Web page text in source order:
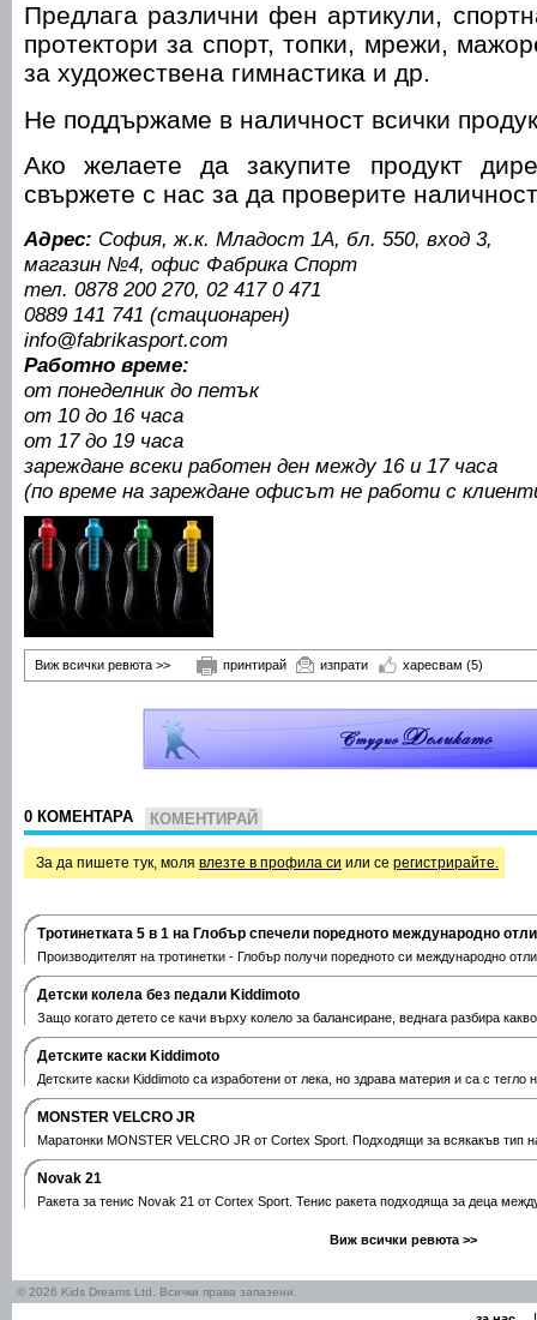
Предлага различни фен артикули,
протектори за спорт, топки, мрежи,
за художествена гимнастика и др.
Не поддържаме в наличност всички
Ако желаете да закупите продукт
свържете с нас за да проверите
Адрес: София, ж.к. Младост 1А, бл. 550, вход 3,
магазин №4, офис Фабрика Спорт
тел. 0878 200 270, 02 417 0 471
0889 141 741 (стационарен)
info@fabrikasport.com
Работно време:
от понеделник до петък
от 10 до 16 часа
от 17 до 19 часа
зареждане всеки работен ден между 16 и 17 часа
(по време на зареждане офисът не работи с
Виж всички ревюта >> принтирай изпрати харесвам (5)
0 КОМЕНТАРА КОМЕНТИРАЙ
За да пишете тук, моля влезте в профила си или се регистрирайте.
Тротинетката 5 в 1 на Глобър спечели поредното международно
Производителят на тротинетки - Глобър получи поредното си международно
Дeтски колела без педали Kiddimoto
Защо когато детето се качи върху колело за балансиране, веднага разбира
Детските каски Kiddimoto
Детските каски Kiddimoto са изработени от лека, но здрава материя и са с тегло
MONSTER VELCRO JR
Маратонки MONSTER VELCRO JR от Cortex Sport. Подходящи за всякакъв тип
Novak 21
Ракета за тенис Novak 21 от Cortex Sport. Тенис ракета подходяща за деца
Виж всички ревюта >>
© 2026 Kids Dreams Ltd. Всички права запазени.